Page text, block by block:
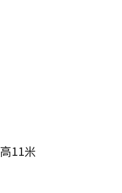
11米